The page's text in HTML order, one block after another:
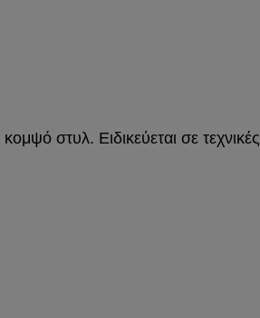
στυλ. Ειδικεύεται σε τεχνικές